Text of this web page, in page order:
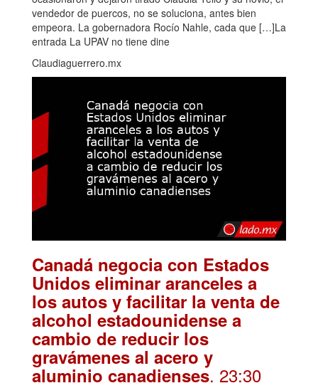
vendedor de puercos, no se soluciona, antes bien
empeora. La gobernadora Rocío Nahle, cada que […]La
entrada La UPAV no tiene dine
Claudiaguerrero.mx
Canadá negocia con Estados
Unidos eliminar aranceles a
los autos y facilitar la venta de
alcohol estadounidense a
cambio de reducir los
gravámenes al acero y
aluminio canadienses. 23:30